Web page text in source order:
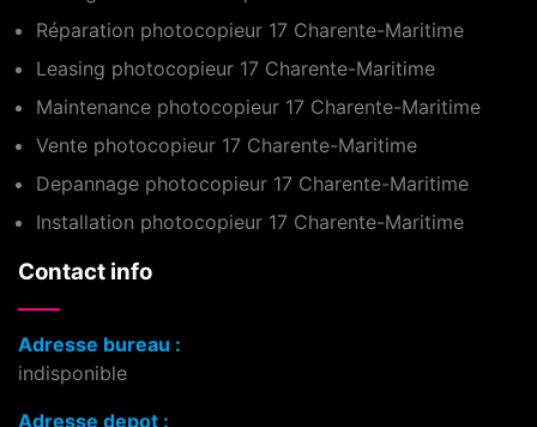
Réparation photocopieur 17 Charente-Maritime
Leasing photocopieur 17 Charente-Maritime
Maintenance photocopieur 17 Charente-Maritime
Vente photocopieur 17 Charente-Maritime
Depannage photocopieur 17 Charente-Maritime
Installation photocopieur 17 Charente-Maritime
Contact info
Adresse bureau :
indisponible
Adresse depot :